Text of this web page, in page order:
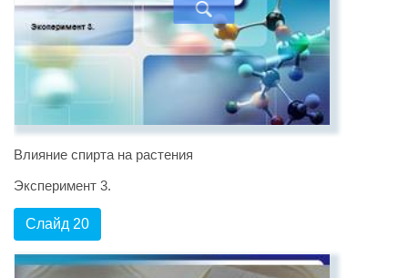
Влияние спирта на растения
Эксперимент 3.
Слайд 20